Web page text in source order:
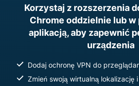
Korzystaj z rozszerzenia
Chrome oddzielnie lub w
aplikacją, aby zapewnić
urządzenia
Dodaj ochronę VPN do
Zmień swoją wirtualną lokalizację